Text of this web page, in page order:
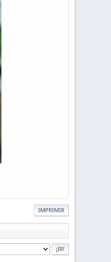
IMPRIMIR